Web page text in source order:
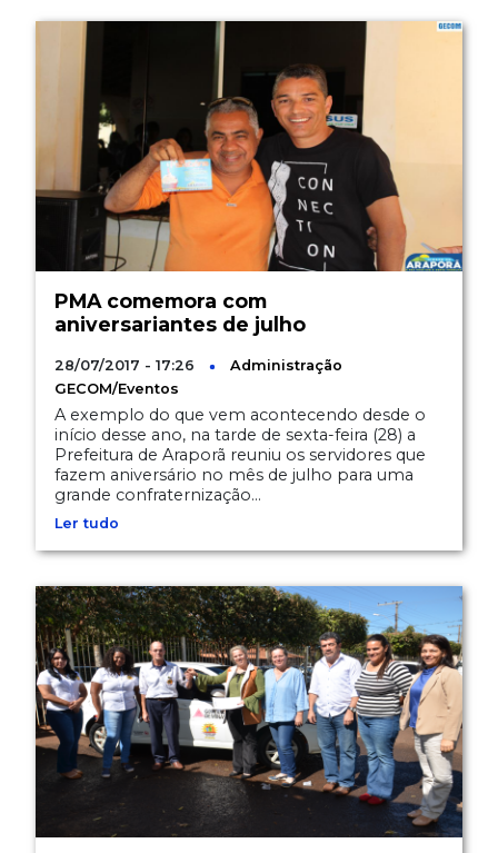
PMA comemora com
aniversariantes de julho
28/07/2017 - 17:26
Administração
GECOM/Eventos
A exemplo do que vem acontecendo desde o
início desse ano, na tarde de sexta-feira (28) a
Prefeitura de Araporã reuniu os servidores que
fazem aniversário no mês de julho para uma
grande confraternização...
Ler tudo